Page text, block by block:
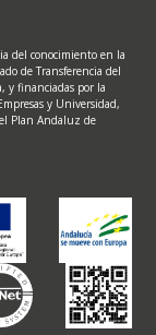
del conocimiento en la
de Transferencia del
y financiadas por la
y Universidad,
Plan Andaluz de